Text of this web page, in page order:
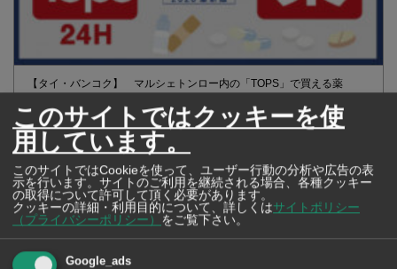
【タイ・バンコク】 マルシェトンロー内の「TOPS」で買える薬
【タイ・バンコ
ク】 コンビニ（セ
ブンイレブン）で買
える薬 2026年版
このサイトではクッキーを使
用しています。
このサイトではCookieを使って、ユーザー行動の分析や広告の表
示を行います。サイトのご利用を継続される場合、各種クッキー
の取得について許可して頂く必要があります。
クッキーの詳細・利用目的について、詳しくはサイトポリシー
（プライバシーポリシー）
をご覧下さい。
Google_ads